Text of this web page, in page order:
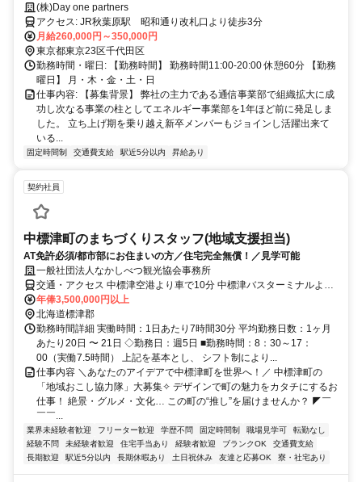
から、安心して稼げるエコ提案営業！
(株)Day one partners
アクセス: JR秋葉原駅 昭和通り改札口より徒歩3分
月給260,000円～350,000円
東京都東京23区千代田区
勤務時間・曜日: 【勤務時間】 勤務時間11:00-20:00 休憩60分 【勤務
曜日】 月・木・金・土・日
仕事内容: 【募集背景】 弊社の主力である通信事業部で組織拡大に成
功し次なる事業の柱としてエネルギー事業部を1年ほど前に発足しま
した。 立ち上げ期を乗り越え新卒メンバーもジョインし活躍出来て
いる...
固定時間制 交通費支給 駅近5分以内 昇給あり
契約社員
中標津町のまちづくりスタッフ(地域支援担当)
AT免許必須/都市部にお住まいの方／住宅完全無償！／見学可能
一般社団法人なかしべつ観光協会事務所
交通・アクセス 中標津空港より車で10分 中標津バスターミナルより
車・バスで3分 中標津バスターミナルより徒歩16分
年俸3,500,000円以上
北海道標津郡
勤務時間詳細 実働時間：1日あたり7時間30分 平均勤務日数：1ヶ月
あたり20日 〜 21日 ◇勤務日：週5日 ■勤務時間：8：30～17：
00（実働7.5時間） 上記を基本とし、 シフト制により...
仕事内容 ＼あなたのアイデアで中標津町を世界へ！／ 中標津町の
「地域おこし協力隊」大募集✧ デザインで町の魅力をカタチにするお
仕事！ 絶景・グルメ・文化… この町の“推し”を届けませんか？ ◤￣
￣￣...
業界未経験者歓迎 フリーター歓迎 学歴不問 固定時間制 職場見学可
転勤なし
経験不問
未経験者歓迎 住宅手当あり 経験者歓迎 ブランクOK
交通費支給
長期歓迎
駅近5分以内 長期休暇あり 土日祝休み 友達と応募OK 寮・社宅あり